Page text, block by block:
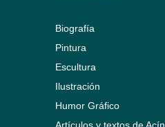
Biografía
Pintura
Escultura
Ilustración
Humor Gráfico